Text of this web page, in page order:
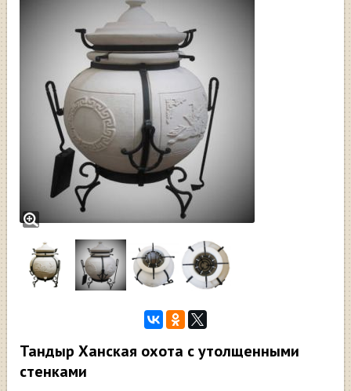
Тандыр Ханская охота с утолщенными
стенками